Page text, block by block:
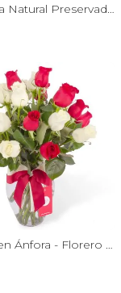
Rosa Roja Natural Preservada - rosa preservada en pecera vidrio con piedrecitas
Amparo en Ánfora - Florero 24 rosas blanco y rojo